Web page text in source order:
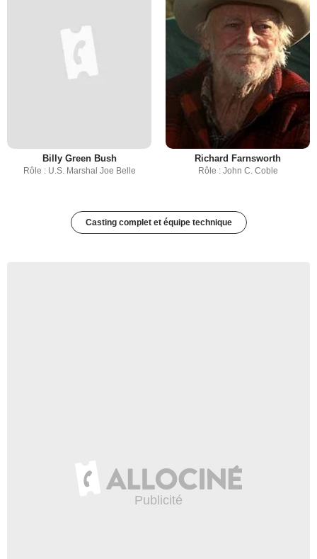
Billy Green Bush
Rôle : U.S. Marshal Joe Belle
Richard Farnsworth
Rôle : John C. Coble
Casting complet et équipe technique